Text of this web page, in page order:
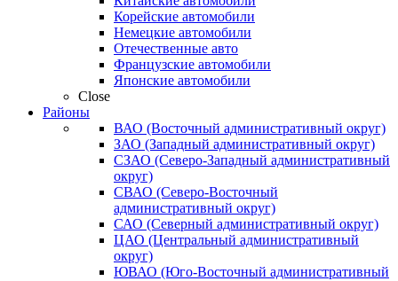
Корейские автомобили
Немецкие автомобили
Отечественные авто
Французские автомобили
Японские автомобили
Close
Районы
ВАО (Восточный административный округ)
ЗАО (Западный административный округ)
СЗАО (Северо-Западный административный
округ)
СВАО (Северо-Восточный
административный округ)
САО (Северный административный округ)
ЦАО (Центральный административный
округ)
ЮВАО (Юго-Восточный административный